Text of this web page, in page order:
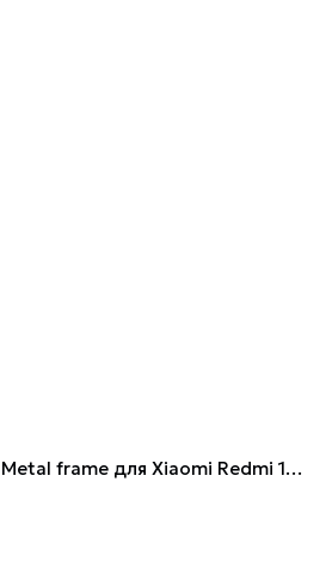
Чохол Silicone Cover Metal frame для Xiaomi Redmi 12 Dark blue